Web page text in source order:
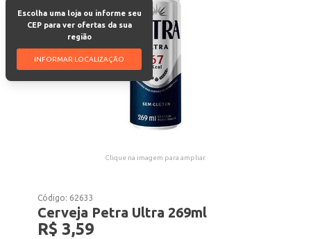
Escolha uma loja ou informe seu
CEP para ver ofertas da sua
região
INFORMAR LOCALIZAÇÃO
Clique na imagem para ampliar.
Código: 62633
Cerveja Petra Ultra 269ml
R$ 3,59